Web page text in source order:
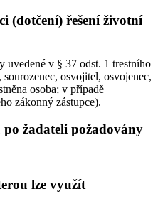
(dotčení) řešení životní
uvedené v § 37 odst. 1 trestního
osvojitel, osvojenec,
osoba; v případě
zákonný zástupce).
žadateli požadovány
lze využít